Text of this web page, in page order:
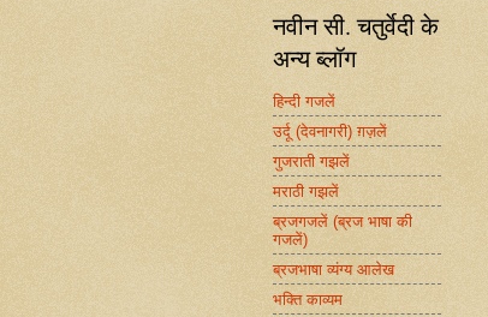
नवीन सी. चतुर्वेदी के
अन्य ब्लॉग
हिन्दी गजलें
उर्दू (देवनागरी) ग़ज़लें
गुजराती गझलें
मराठी गझलें
ब्रजगजलें (ब्रज भाषा की
गजलें)
ब्रजभाषा व्यंग्य आलेख
भक्ति काव्यम